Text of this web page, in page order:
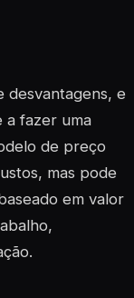
desvantagens, e
a fazer uma
de preço
mas pode
em valor